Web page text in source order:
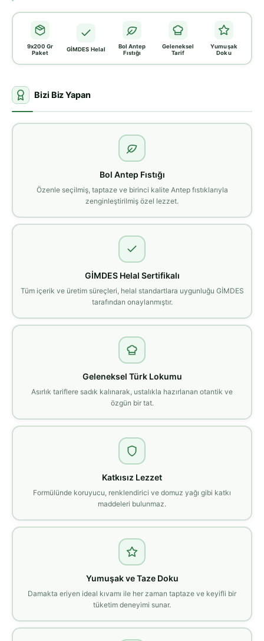
9x200 Gr
Paket
GİMDES Helal
Bol Antep
Fıstığı
Geleneksel
Tarif
Yumuşak
Doku
Bizi Biz Yapan
Bol Antep Fıstığı
Özenle seçilmiş, taptaze ve birinci kalite Antep fıstıklarıyla
zenginleştirilmiş özel lezzet.
GİMDES Helal Sertifikalı
Tüm içerik ve üretim süreçleri, helal standartlara uygunluğu GİMDES
tarafından onaylanmıştır.
Geleneksel Türk Lokumu
Asırlık tariflere sadık kalınarak, ustalıkla hazırlanan otantik ve
özgün bir tat.
Katkısız Lezzet
Formülünde koruyucu, renklendirici ve domuz yağı gibi katkı
maddeleri bulunmaz.
Yumuşak ve Taze Doku
Damakta eriyen ideal kıvamı ile her zaman taptaze ve keyifli bir
tüketim deneyimi sunar.